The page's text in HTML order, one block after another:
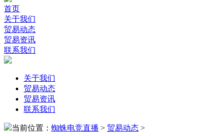
首页
关于我们
贸易动态
贸易资讯
联系我们
关于我们
贸易动态
贸易资讯
联系我们
当前位置： 蜘蛛电竞直播 > 贸易动态 >